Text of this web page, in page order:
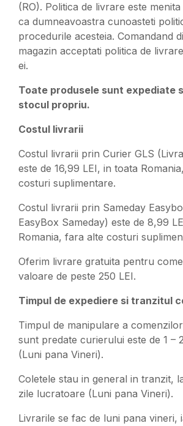
(RO). Politica de livrare este
ca dumneavoastra cunoasteti
procedurile acesteia. Comandand
magazin acceptati politica de
ei.
Toate produsele sunt expediate
stocul propriu.
Costul livrarii
Costul livrarii prin Curier GLS
este de 16,99 LEI, in toata
costuri suplimentare.
Costul livrarii prin Sameday
EasyBox Sameday) este de 8,99
Romania, fara alte costuri
Oferim livrare gratuita pentru
valoare de peste 250 LEI.
Timpul de expediere si tranzitul
Timpul de manipulare a
sunt predate curierului este de 1 –
(Luni pana Vineri).
Coletele stau in general in tranzit,
zile lucratoare (Luni pana Vineri).
Livrarile se fac de luni pana vineri,